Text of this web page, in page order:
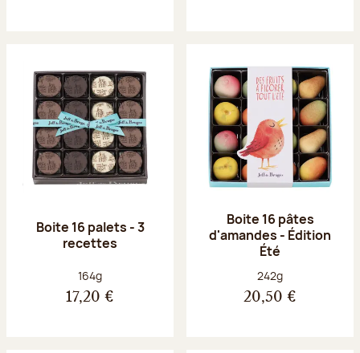
Boite 16 palets - 3
recettes
Poids net :
164g
17,20 €
Boite 16 pâtes
d'amandes - Édition
Été
Poids net :
242g
20,50 €